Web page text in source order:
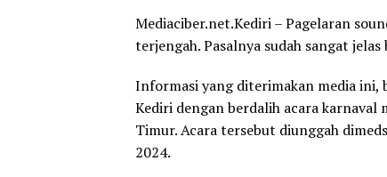
Mediaciber.net.Kediri – Pagelaran
terjengah. Pasalnya sudah sangat
Informasi yang diterimakan media ini,
Kediri dengan berdalih acara karnaval
Timur. Acara tersebut diunggah
2024.